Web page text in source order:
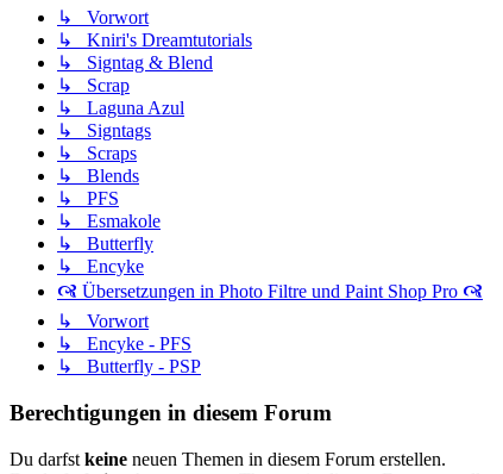
↳ Vorwort
↳ Kniri's Dreamtutorials
↳ Signtag & Blend
↳ Scrap
↳ Laguna Azul
↳ Signtags
↳ Scraps
↳ Blends
↳ PFS
↳ Esmakole
↳ Butterfly
↳ Encyke
🙧 Übersetzungen in Photo Filtre und Paint Shop Pro 🙧
↳ Vorwort
↳ Encyke - PFS
↳ Butterfly - PSP
Berechtigungen in diesem Forum
Du darfst keine neuen Themen in diesem Forum erstellen.